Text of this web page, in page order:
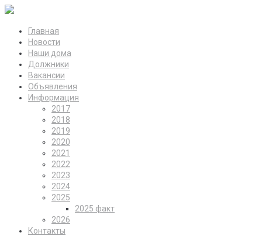
Главная
Новости
Наши дома
Должники
Вакансии
Объявления
Информация
2017
2018
2019
2020
2021
2022
2023
2024
2025
2025 факт
2026
Контакты